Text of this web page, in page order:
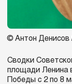
© Антон
Сводки
площади Ленина
Победы с 2 по 8